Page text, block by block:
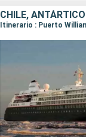
CHILE, ANTÁRTICO